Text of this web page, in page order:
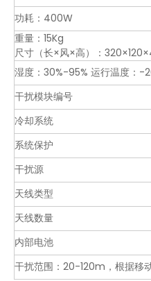
功耗：400W
重量：15Kg
尺寸（长×风×高）：
湿度：30%-95% 运行温度：
干扰模块编号
冷却系统
系统保护
干扰源
天线类型
天线数量
内部电池
干扰范围：20-120m，根据移